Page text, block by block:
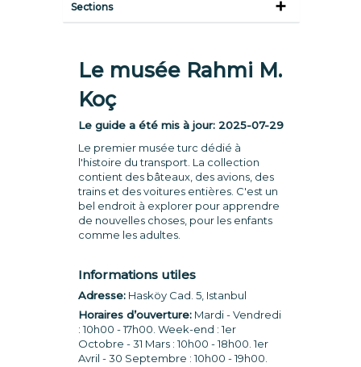
Sections
Le musée Rahmi M.
Koç
Le guide a été mis à jour: 2025-07-29
Le premier musée turc dédié à
l'histoire du transport. La collection
contient des bâteaux, des avions, des
trains et des voitures entières. C'est un
bel endroit à explorer pour apprendre
de nouvelles choses, pour les enfants
comme les adultes.
Informations utiles
Adresse:Hasköy Cad. 5, Istanbul
Horaires d’ouverture:Mardi - Vendredi
: 10h00 - 17h00. Week-end : 1er
Octobre - 31 Mars : 10h00 - 18h00. 1er
Avril - 30 Septembre : 10h00 - 19h00.